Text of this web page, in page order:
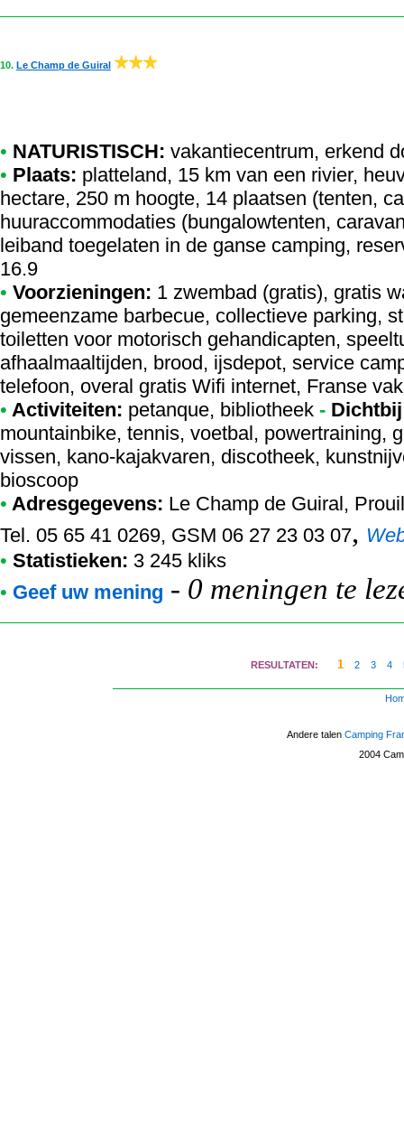
10. Le Champ de Guiral
• NATURISTISCH: vakantiecentrum, erkend
• Plaats: platteland, 15 km van een rivier,
hectare, 250 m hoogte, 14 plaatsen (tenten,
huuraccommodaties (bungalowtenten,
leiband toegelaten in de ganse camping,
16.9
• Voorzieningen: 1 zwembad (gratis), gratis
gemeenzame barbecue, collectieve parking,
toiletten voor motorisch gehandicapten,
afhaalmaaltijden, brood, ijsdepot, service
telefoon, overal gratis Wifi internet, Franse
• Activiteiten: petanque, bibliotheek -
mountainbike, tennis, voetbal, powertraining,
vissen, kano-kajakvaren, discotheek,
bioscoop
• Adresgegevens: Le Champ de Guiral,
Tel. 05 65 41 0269, GSM 06 27 23 03 07,
• Statistieken: 3 245 kliks
• Geef uw mening - 0 meningen te
RESULTATEN: 1 2 3 4
Andere talen Camping
2004